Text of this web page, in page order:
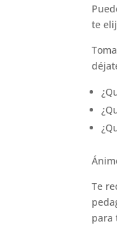
te
Te
para